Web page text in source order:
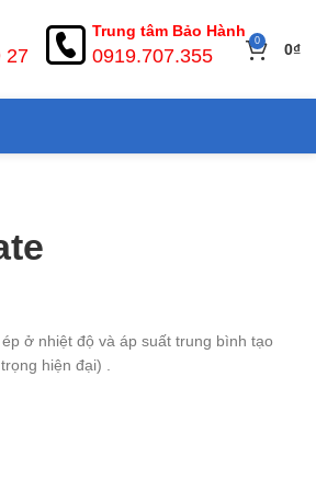
27
Trung tâm Bảo Hành
0919.707.355
0 0₫
ở nhiệt độ và áp suất trung bình tạo
hiện đại) .